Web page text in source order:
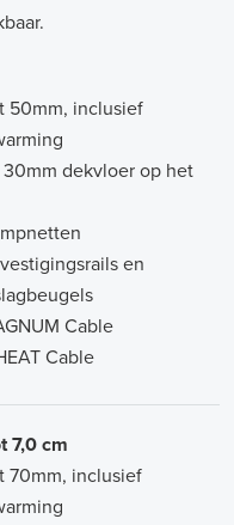
50mm, inclusief
30mm dekvloer op het
en
Cable
Cable
7,0 cm
70mm, inclusief